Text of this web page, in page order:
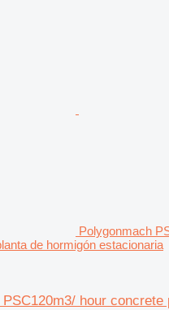
Polygonmach
de hormigón estacionaria
hour concrete